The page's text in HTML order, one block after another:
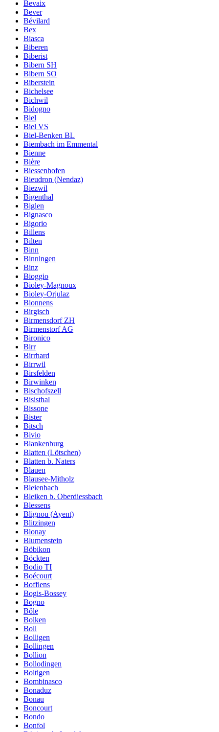
Bevaix
Bever
Bévilard
Bex
Biasca
Biberen
Biberist
Bibern SH
Bibern SO
Biberstein
Bichelsee
Bichwil
Bidogno
Biel
Biel VS
Biel-Benken BL
Biembach im Emmental
Bienne
Bière
Biessenhofen
Bieudron (Nendaz)
Biezwil
Bigenthal
Biglen
Bignasco
Bigorio
Billens
Bilten
Binn
Binningen
Binz
Bioggio
Bioley-Magnoux
Bioley-Orjulaz
Bionnens
Birgisch
Birmensdorf ZH
Birmenstorf AG
Bironico
Birr
Birrhard
Birrwil
Birsfelden
Birwinken
Bischofszell
Bisisthal
Bissone
Bister
Bitsch
Bivio
Blankenburg
Blatten (Lötschen)
Blatten b. Naters
Blauen
Blausee-Mitholz
Bleienbach
Bleiken b. Oberdiessbach
Blessens
Blignou (Ayent)
Blitzingen
Blonay
Blumenstein
Böbikon
Böckten
Bodio TI
Boécourt
Bofflens
Bogis-Bossey
Bogno
Bôle
Bolken
Boll
Bolligen
Bollingen
Bollion
Bollodingen
Boltigen
Bombinasco
Bonaduz
Bonau
Boncourt
Bondo
Bonfol